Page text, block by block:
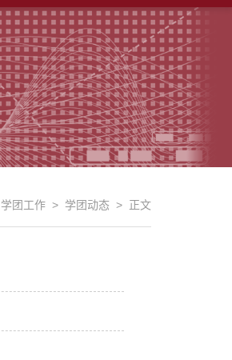
团工作 > 学团动态 > 正文